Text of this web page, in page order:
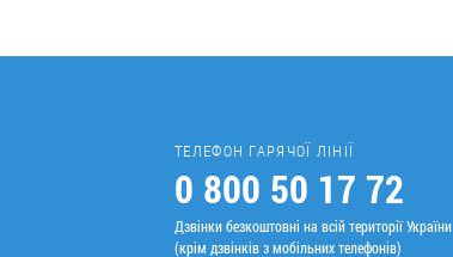
ТЕЛЕФОН ГАРЯЧОЇ ЛІНІЇ
0 800 50 17 72
Дзвінки безкоштовні на всій території України
(крім дзвінків з мобільних телефонів)